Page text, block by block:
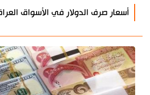
أسعار صرف الدولار في الأسواق